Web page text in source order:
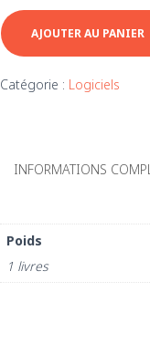
quantité
de
Acomba
Paiement
AJOUTER AU PANIER
Catégorie : Logiciels
INFORMATIONS
Poids
1 livres